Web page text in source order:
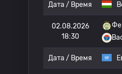
Дата / Время
02.08.2026
18:30
Дата / Время